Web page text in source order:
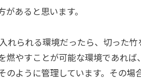
あると思います。
れられる環境だったら、切った
燃やすことが可能な環境であれば
ように管理しています。その場